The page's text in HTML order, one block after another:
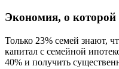
Экономия, о которой
Только 23% семей знают,
капитал с семейной
40% и получить